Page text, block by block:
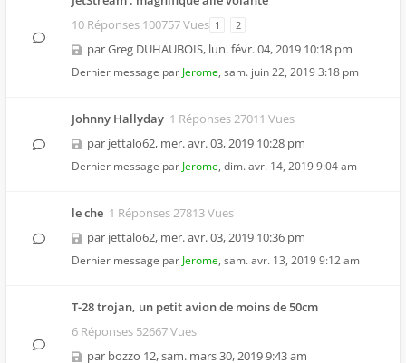
10 Réponses 100757 Vues 1 2
parGreg DUHAUBOIS, lun. févr. 04, 2019 10:18 pm
Dernier message par Jerome, sam. juin 22, 2019 3:18 pm
Johnny Hallyday 1 Réponses 27011 Vues
par jettalo62, mer. avr. 03, 2019 10:28 pm
Dernier message par Jerome, dim. avr. 14, 2019 9:04 am
le che 1 Réponses 27813 Vues
par jettalo62, mer. avr. 03, 2019 10:36 pm
Dernier message par Jerome, sam. avr. 13, 2019 9:12 am
T-28 trojan, un petit avion de moins de 50cm
6 Réponses 52667 Vues
par bozzo 12,sam. mars 30, 2019 9:43 am